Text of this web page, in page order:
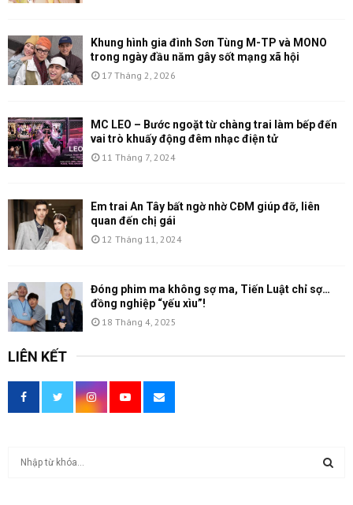
Khung hình gia đình Sơn Tùng M-TP và MONO
trong ngày đầu năm gây sốt mạng xã hội
17 Tháng 2, 2026
MC LEO – Bước ngoặt từ chàng trai làm bếp đến
vai trò khuấy động đêm nhạc điện tử
11 Tháng 7, 2024
Em trai An Tây bất ngờ nhờ CĐM giúp đỡ, liên
quan đến chị gái
12 Tháng 11, 2024
Đóng phim ma không sợ ma, Tiến Luật chỉ sợ…
đồng nghiệp “yếu xìu”!
18 Tháng 4, 2025
LIÊN KẾT